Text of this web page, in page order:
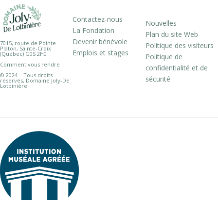
7015, route de Pointe
Platon, Sainte-Croix
(Québec) G0S 2H0
Comment vous rendre
© 2024 – Tous droits
réservés, Domaine Joly-De
Lotbinière
Contactez-nous
La Fondation
Devenir bénévole
Emplois et stages
Nouvelles
Plan du site Web
Politique des visiteurs
Politique de
confidentialité et de
sécurité